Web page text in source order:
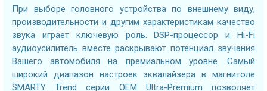
При выборе головного устройства по внешнему виду,
производительности и другим характеристикам качество
звука играет ключевую роль. DSP-процессор и Hi-Fi
аудиоусилитель вместе раскрывают потенциал звучания
Вашего автомобиля на премиальном уровне. Самый
широкий диапазон настроек эквалайзера в магнитоле
SMARTY Trend серии OEM Ultra-Premium позволяет